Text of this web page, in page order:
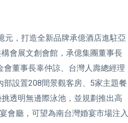
元，打造全新品牌承億酒店進駐亞
會展文創會館，承億集團董事長
董事長辜仲諒、台灣人壽總經理
設置208間景觀客房、5家主題餐
透明無邊際泳池，並規劃推出高
會廳，可望為南台灣婚宴市場注入